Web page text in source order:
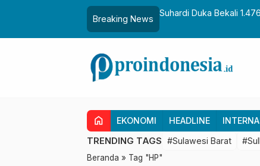
Breaking News
Suhardi Duka Bekali
home EKONOMI HEADLINE
TRENDING TAGS #Sulawesi Barat
Beranda » Tag "HP"